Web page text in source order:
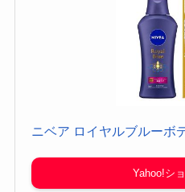
ニベア ロイヤルブルーボ
Yahoo!シ